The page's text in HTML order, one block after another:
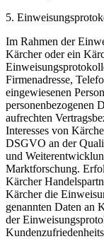
5.
Im Rahmen der
Kärcher oder ein
Firmenadresse,
eingewiesenen
personenbezogenen
aufrechten
Interesses von
DSGVO an der
und
Marktforschung.
Kärcher
Kärcher die
genannten Daten an
der